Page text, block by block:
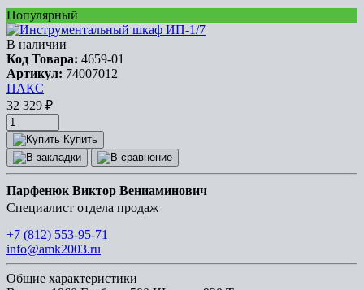
Популярный
В наличии
Код Товара: 4659-01
Артикул: 74007012
ПАКС
32 329 ₽
Купить
Парфенюк Виктор Вениаминович
Специалист отдела продаж
+7 (812) 553-95-71
info@amk2003.ru
Общие характеристики